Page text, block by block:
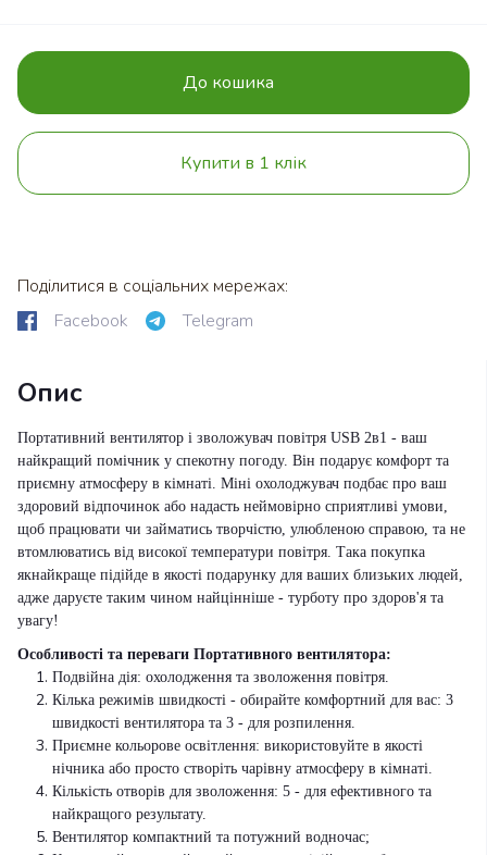
До кошика
Купити в 1 клік
Поділитися в соціальних мережах:
Facebook
Telegram
Опис
Портативний вентилятор і зволожувач повітря USB 2в1 - ваш
найкращий помічник у спекотну погоду. Він подарує комфорт та
приємну атмосферу в кімнаті. Міні охолоджувач подбає про ваш
здоровий відпочинок або надасть неймовірно сприятливі умови,
щоб працювати чи займатись творчістю, улюбленою справою, та не
втомлюватись від високої температури повітря. Така покупка
якнайкраще підійде в якості подарунку для ваших близьких людей,
адже даруєте таким чином найцінніше - турботу про здоров'я та
увагу!
Особливості та переваги Портативного вентилятора:
Подвійна дія: охолодження та зволоження повітря.
Кілька режимів швидкості - обирайте комфортний для вас: 3
швидкості вентилятора та 3 - для розпилення.
Приємне кольорове освітлення: використовуйте в якості
нічника або просто створіть чарівну атмосферу в кімнаті.
Кількість отворів для зволоження: 5 - для ефективного та
найкращого результату.
Вентилятор компактний та потужний водночас;